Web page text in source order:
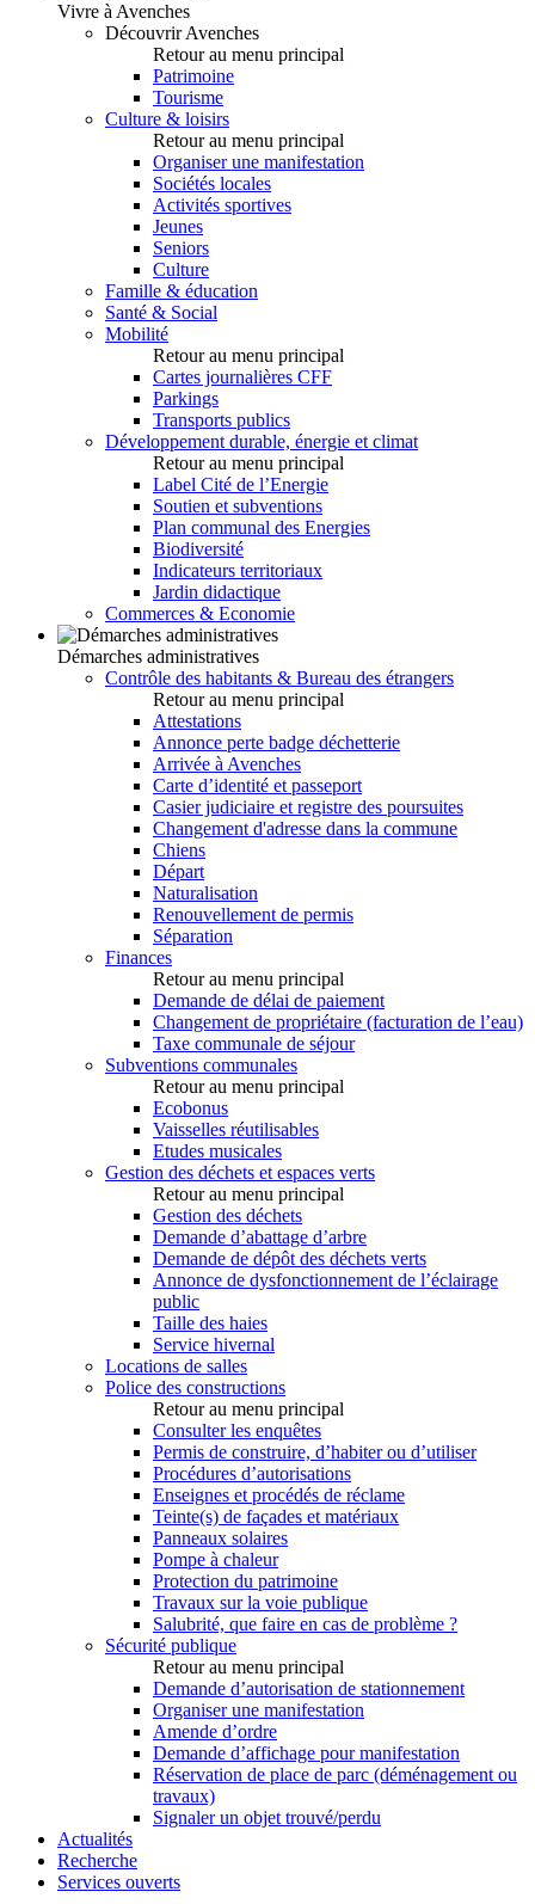
Vivre à Avenches
Découvrir Avenches
Retour au menu principal
Patrimoine
Tourisme
Culture & loisirs
Retour au menu principal
Organiser une manifestation
Sociétés locales
Activités sportives
Jeunes
Seniors
Culture
Famille & éducation
Santé & Social
Mobilité
Retour au menu principal
Cartes journalières CFF
Parkings
Transports publics
Développement durable, énergie et climat
Retour au menu principal
Label Cité de l’Energie
Soutien et subventions
Plan communal des Energies
Biodiversité
Indicateurs territoriaux
Jardin didactique
Commerces & Economie
Démarches administratives
Contrôle des habitants & Bureau des étrangers
Retour au menu principal
Attestations
Annonce perte badge déchetterie
Arrivée à Avenches
Carte d’identité et passeport
Casier judiciaire et registre des poursuites
Changement d'adresse dans la commune
Chiens
Départ
Naturalisation
Renouvellement de permis
Séparation
Finances
Retour au menu principal
Demande de délai de paiement
Changement de propriétaire (facturation de l’eau)
Taxe communale de séjour
Subventions communales
Retour au menu principal
Ecobonus
Vaisselles réutilisables
Etudes musicales
Gestion des déchets et espaces verts
Retour au menu principal
Gestion des déchets
Demande d’abattage d’arbre
Demande de dépôt des déchets verts
Annonce de dysfonctionnement de l’éclairage
public
Taille des haies
Service hivernal
Locations de salles
Police des constructions
Retour au menu principal
Consulter les enquêtes
Permis de construire, d’habiter ou d’utiliser
Procédures d’autorisations
Enseignes et procédés de réclame
Teinte(s) de façades et matériaux
Panneaux solaires
Pompe à chaleur
Protection du patrimoine
Travaux sur la voie publique
Salubrité, que faire en cas de problème ?
Sécurité publique
Retour au menu principal
Demande d’autorisation de stationnement
Organiser une manifestation
Amende d’ordre
Demande d’affichage pour manifestation
Réservation de place de parc (déménagement ou
travaux)
Signaler un objet trouvé/perdu
Actualités
Recherche
Services ouverts